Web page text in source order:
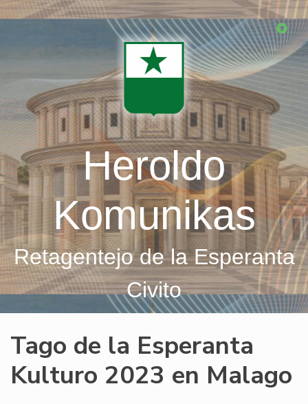
Skip
Heroldo
Komunikas
Retagentejo de la Esperanta
Civito
Tago de la Esperanta
Kulturo 2023 en Malago